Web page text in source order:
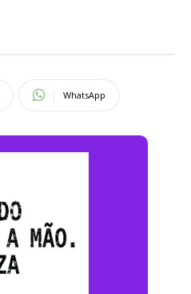
WhatsApp